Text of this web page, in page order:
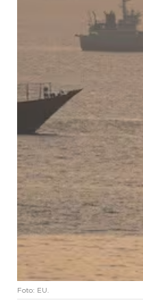
Foto: EU.